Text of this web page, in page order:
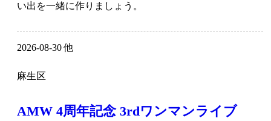
い出を一緒に作りましょう。
2026-08-30 他
麻生区
AMW 4周年記念 3rdワンマンライブ